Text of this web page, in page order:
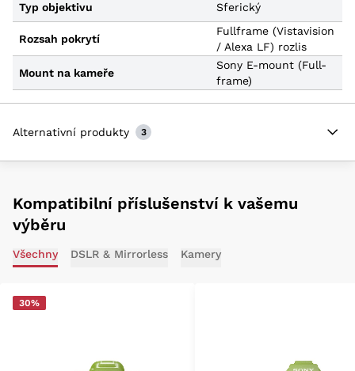
Typ objektivu Sferický
Rozsah pokrytí
Fullframe (Vistavision
/ Alexa LF) rozlis
Mount na kameře
Sony E-mount (Full-
frame)
Alternativní produkty 3
Kompatibilní příslušenství k vašemu
výběru
Všechny DSLR & Mirrorless Kamery
30%